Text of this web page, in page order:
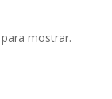
mostrar.